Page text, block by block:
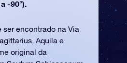
-90°).
ser encontrado na Via
Aquila e
original da